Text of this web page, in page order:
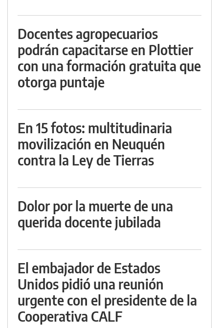
Docentes agropecuarios
podrán capacitarse en Plottier
con una formación gratuita que
otorga puntaje
En 15 fotos: multitudinaria
movilización en Neuquén
contra la Ley de Tierras
Dolor por la muerte de una
querida docente jubilada
El embajador de Estados
Unidos pidió una reunión
urgente con el presidente de la
Cooperativa CALF